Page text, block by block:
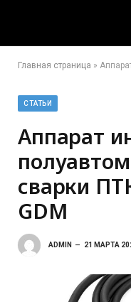
Главная страница » Аппарат
СТАТЬИ
Аппарат
сварки
GDM
ADMIN 21 МАРТА